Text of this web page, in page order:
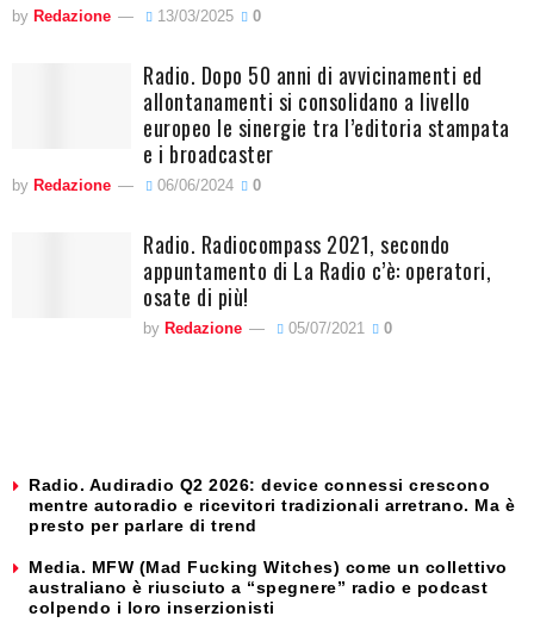
by Redazione 13/03/2025 0
Radio. Dopo 50 anni di avvicinamenti ed
allontanamenti si consolidano a livello
europeo le sinergie tra l’editoria stampata
e i broadcaster
by Redazione 06/06/2024 0
Radio. Radiocompass 2021, secondo
appuntamento di La Radio c’è: operatori,
osate di più!
by Redazione 05/07/2021 0
Radio. Audiradio Q2 2026: device connessi crescono
mentre autoradio e ricevitori tradizionali arretrano. Ma è
presto per parlare di trend
Media. MFW (Mad Fucking Witches) come un collettivo
australiano è riusciuto a “spegnere” radio e podcast
colpendo i loro inserzionisti